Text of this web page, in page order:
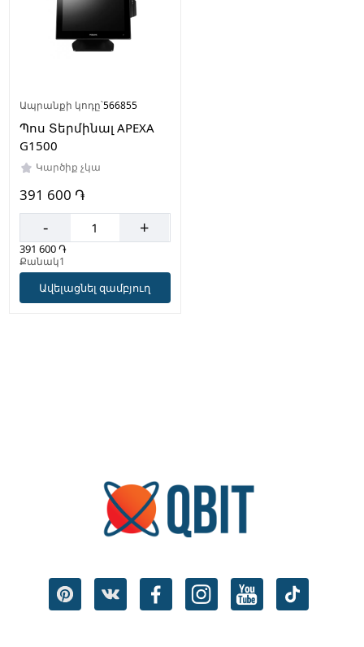
Ապրանքի կոդը՝566855
Պոս Տերմինալ APEXA
G1500
Կարծիք չկա
391 600 ֏
- +
391 600 ֏
Քանակ1
Ավելացնել զամբյուղ